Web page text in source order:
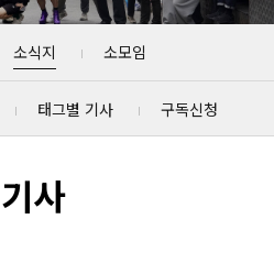
소식지 소모임
태그별 기사 구독신청
사